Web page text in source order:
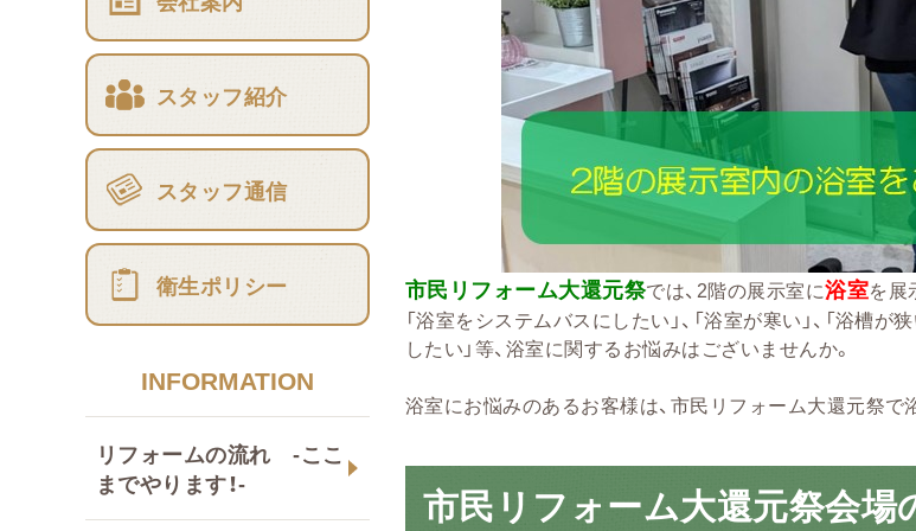
スタッフ紹介
スタッフ通信
衛生ポリシー
INFORMATION
リフォームの流れ -ここ
までやります！-
市民リフォーム大還元祭では、2階の展示室に浴室を展
「浴室をシステムバスにしたい」、「浴室が寒い」、「浴槽
したい」等、浴室に関するお悩みはございませんか。
浴室にお悩みのあるお客様は、市民リフォーム大還元祭で
市民リフォーム大還元祭会場